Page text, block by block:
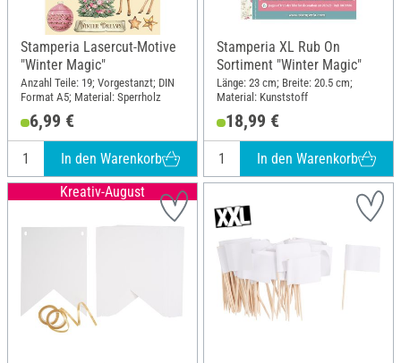
Stamperia Lasercut-Motive
"Winter Magic"
Anzahl Teile: 19; Vorgestanzt; DIN
Format A5; Material: Sperrholz
6,99 €
In den Warenkorb
Stamperia XL Rub On
Sortiment "Winter Magic"
Länge: 23 cm; Breite: 20.5 cm;
Material: Kunststoff
18,99 €
In den Warenkorb
Kreativ-August